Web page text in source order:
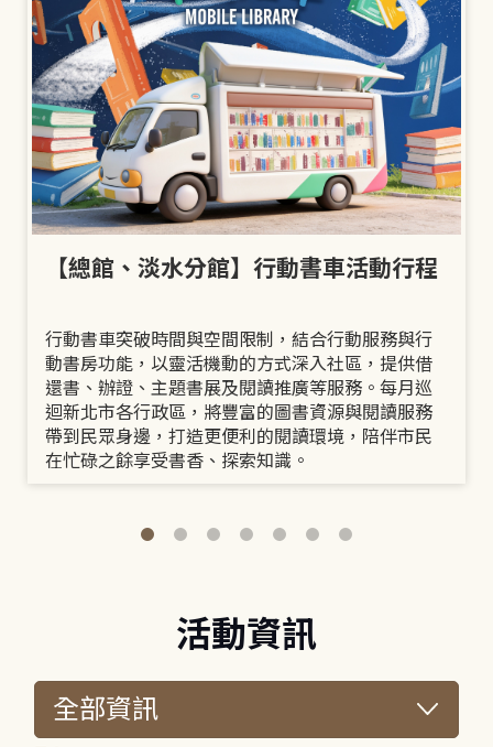
【總館、淡水分館】行動書車活動行程
行動書車突破時間與空間限制，結合行動服務與行
動書房功能，以靈活機動的方式深入社區，提供借
還書、辦證、主題書展及閱讀推廣等服務。每月巡
迴新北市各行政區，將豐富的圖書資源與閱讀服務
帶到民眾身邊，打造更便利的閱讀環境，陪伴市民
在忙碌之餘享受書香、探索知識。
活動資訊